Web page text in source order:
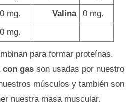
0 mg. Valina
0 mg.
0 mg.
para formar proteínas.
con gas son usadas por nuestro
músculos y también son
nuestra masa muscular.